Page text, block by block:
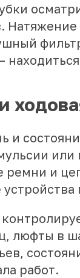
и
и
люфты в
работ.